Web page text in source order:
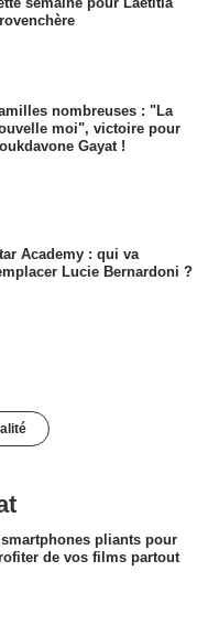
nombreuses : "La
moi", victoire pour
Gayat !
Academy : qui va
Lucie Bernardoni ?
pliants pour
de vos films partout